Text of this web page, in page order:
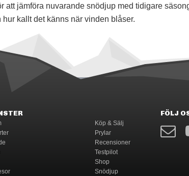
att jämföra nuvarande snödjup med tidigare
kallt det känns när vinden blåser.
Köp & Sälj
Prylar
Recensioner
Testpilot
Shop
Snödjup
FÖLJ